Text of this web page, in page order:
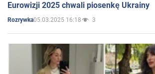
Eurowizji 2025 chwali piosenkę Ukrainy
Rozrywka05.03.2025 16:18 3